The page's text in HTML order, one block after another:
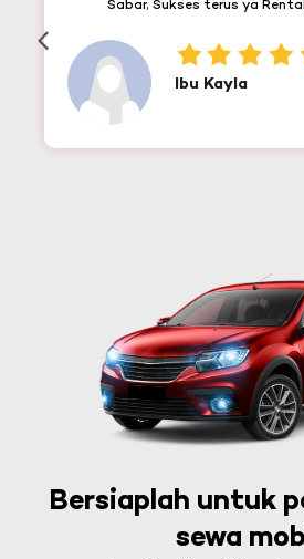
Sabar, Sukses terus ya
Ibu Kayla
Bersiaplah untuk
sewa